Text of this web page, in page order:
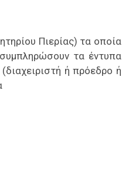
Πιερίας) τα οποία
τα έντυπα
ή πρόεδρο ή